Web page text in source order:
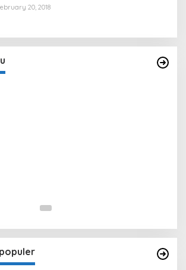
20, 2018
Menangkan Duet Ganjar dan Gus
|